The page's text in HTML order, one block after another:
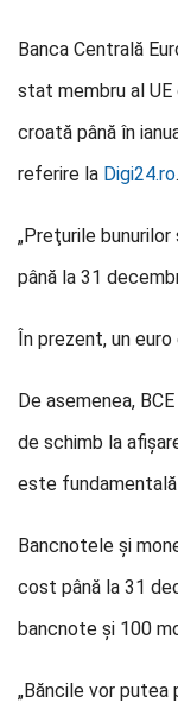
Banca Centrală
stat membru al UE
croată până în
referire la Digi24.ro.
„Preţurile
până la 31
În prezent, un
De asemenea,
de schimb la
este
Bancnotele şi
cost până la 31
bancnote şi 100
„Băncile vor putea